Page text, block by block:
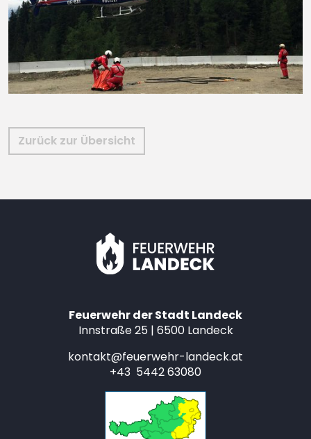
Zurück zur Übersicht
Feuerwehr der Stadt Landeck
Innstraße 25 | 6500 Landeck
kontakt@feuerwehr-landeck.at
+43 5442 63080